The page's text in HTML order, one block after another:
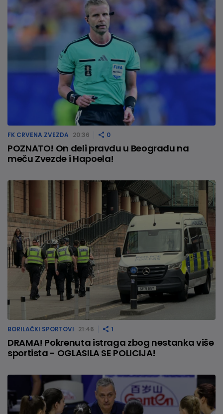
FK CRVENA ZVEZDA 20:36 0
POZNATO! On deli pravdu u Beogradu na
meču Zvezde i Hapoela!
BORILAČKI SPORTOVI 21:46 1
DRAMA! Pokrenuta istraga zbog nestanka više
sportista - OGLASILA SE POLICIJA!